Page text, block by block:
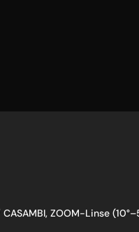
ZOOM-Linse